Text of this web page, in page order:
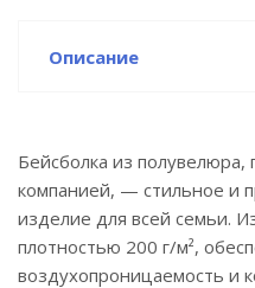
Описание
Бейсболка из
компанией, — стильное и
изделие для всей семьи.
плотностью 200 г/м²,
воздухопроницаемость и